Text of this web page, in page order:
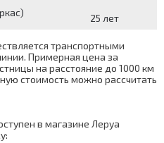
25 лет
транспортными
Примерная цена за
на расстояние до 1000 км
стоимость можно рассчитать
в магазине Леруа